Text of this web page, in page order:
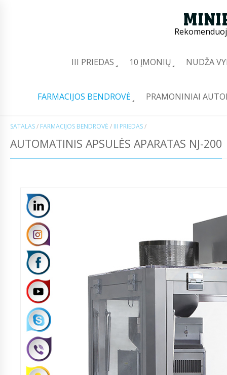
III PRIEDAS 10 ĮMONIŲ NUDŽA
FARMACIJOS BENDROVĖ PRAMONINIAI
SATALAS/ FARMACIJOS BENDROVĖ / III PRIEDAS/
AUTOMATINIS APSULĖS APARATAS NJ-200